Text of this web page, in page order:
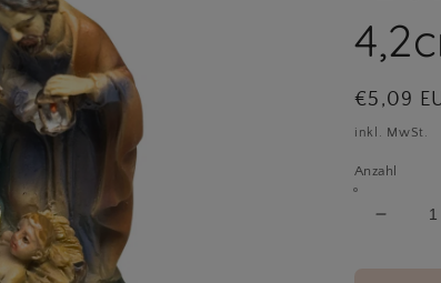
Preis
€5,09
inkl. MwSt.
Anzahl
Menge